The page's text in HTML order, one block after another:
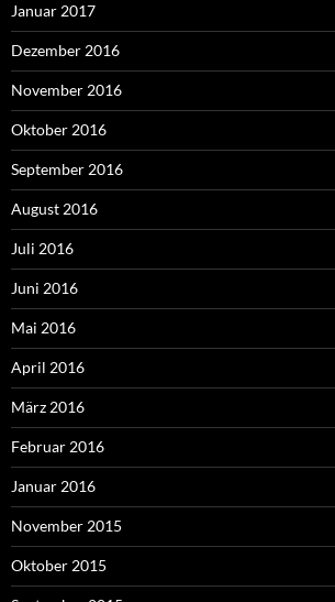
Januar 2017
Dezember 2016
November 2016
Oktober 2016
September 2016
August 2016
Juli 2016
Juni 2016
Mai 2016
April 2016
März 2016
Februar 2016
Januar 2016
November 2015
Oktober 2015